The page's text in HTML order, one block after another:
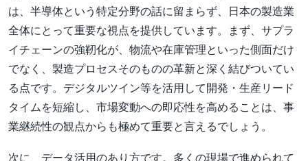
は、半導体という特定分野の話に留まらず、日本の製造業
全体にとって重要な視点を提供しています。まず、サプラ
イチェーンの強靭化が、物流や在庫管理といった側面だけ
でなく、製造プロセスそのものの革新と深く結びついてい
る点です。デジタルツイン等を活用して開発・生産リード
タイムを短縮し、市場変動への即応性を高めることは、事
業継続性の観点からも極めて重要と言えるでしょう。
次に、データ活用のあり方です。多くの現場で進められて